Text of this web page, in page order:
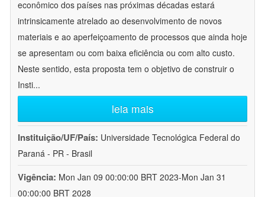
econômico dos países nas próximas décadas estará
intrinsicamente atrelado ao desenvolvimento de novos
materiais e ao aperfeiçoamento de processos que ainda hoje
se apresentam ou com baixa eficiência ou com alto custo.
Neste sentido, esta proposta tem o objetivo de construir o
Insti...
leia mais
Instituição/UF/País: Universidade Tecnológica Federal do
Paraná - PR - Brasil
Vigência: Mon Jan 09 00:00:00 BRT 2023-Mon Jan 31
00:00:00 BRT 2028